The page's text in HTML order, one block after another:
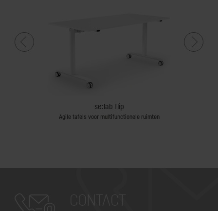
se:lab flip
Agile tafels voor multifunctionele ruimten